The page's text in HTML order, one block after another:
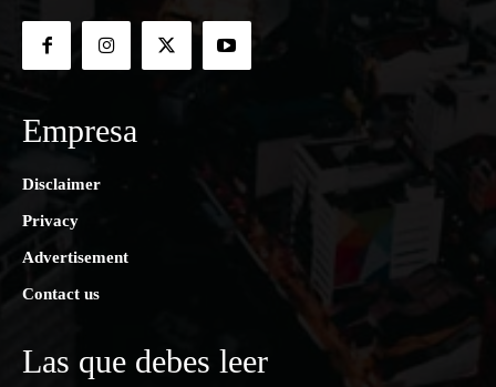
Empresa
Disclaimer
Privacy
Advertisement
Contact us
Las que debes leer